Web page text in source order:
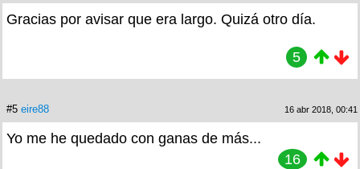
Gracias por avisar que era largo. Quizá otro día.
5
#5 eire88 16 abr 2018, 00:41
Yo me he quedado con ganas de más...
16